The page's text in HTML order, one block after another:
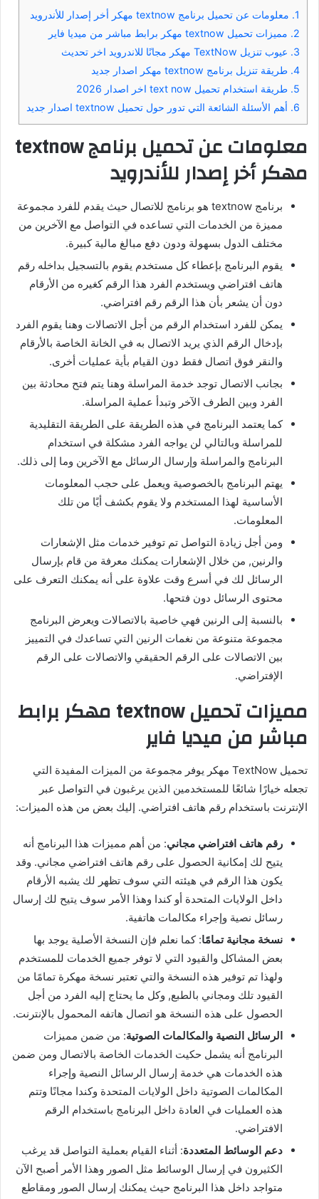
1. معلومات عن تحميل برنامج textnow مهكر أخر إصدار للأندرويد
2. مميزات تحميل textnow مهكر برابط مباشر من ميديا فاير
3. عيوب تنزيل TextNow مهكر مجانًا للاندرويد اخر تحديث
4. طريقة تنزيل برنامج textnow مهكر اصدار جديد
5. طريقة استخدام تحميل text now اخر اصدار 2026
6. أهم الأسئلة الشائعة التي تدور حول تحميل textnow اصدار جديد
معلومات عن تحميل برنامجtextnow
مهكر أخر إصدار للأندرويد
برنامج textnow هو برنامج للاتصال حيث يقدم للفرد مجموعة
مميزة من الخدمات التي تساعده في التواصل مع الآخرين من
مختلف الدول بسهولة ودون دفع مبالغ مالية كبيرة.
يقوم البرنامج بإعطاء كل مستخدم يقوم بالتسجيل بداخله رقم
هاتف افتراضي ويستخدم الفرد هذا الرقم كغيره من الأرقام
دون أن يشعر بأن هذا الرقم رقم افتراضي.
يمكن للفرد استخدام الرقم من أجل الاتصالات وهنا يقوم الفرد
بإدخال الرقم الذي يريد الاتصال به في الخانة الخاصة بالأرقام
والنقر فوق اتصال فقط دون القيام بأية عمليات أخرى.
بجانب الاتصال توجد خدمة المراسلة وهنا يتم فتح محادثة بين
الفرد وبين الطرف الآخر وتبدأ عملية المراسلة.
كما يعتمد البرنامج في هذه الطريقة على الطريقة التقليدية
للمراسلة وبالتالي لن يواجه الفرد مشكلة في استخدام
البرنامج والمراسلة وإرسال الرسائل مع الآخرين وما إلى ذلك.
يهتم البرنامج بالخصوصية ويعمل على حجب المعلومات
الأساسية لهذا المستخدم ولا يقوم بكشف أيًا من تلك
المعلومات.
ومن أجل زيادة التواصل تم توفير خدمات مثل الإشعارات
والرنين, من خلال الإشعارات يمكنك معرفة من قام بإرسال
الرسائل لك في أسرع وقت علاوة على أنه يمكنك التعرف على
محتوى الرسائل دون فتحها.
بالنسبة إلى الرنين فهي خاصية بالاتصالات ويعرض البرنامج
مجموعة متنوعة من نغمات الرنين التي تساعدك في التمييز
بين الاتصالات على الرقم الحقيقي والاتصالات على الرقم
الإفتراضي.
مميزات تحميلtextnowمهكر برابط
مباشر من ميديا فاير
تحميل TextNow مهكر يوفر مجموعة من الميزات المفيدة التي
تجعله خيارًا شائعًا للمستخدمين الذين يرغبون في التواصل عبر
الإنترنت باستخدام رقم هاتف افتراضي. إليك بعض من هذه الميزات:
رقم هاتف افتراضي مجاني: من أهم مميزات هذا البرنامج أنه
يتيح لك إمكانية الحصول على رقم هاتف افتراضي مجاني. وقد
يكون هذا الرقم في هيئته التي سوف تظهر لك يشبه الأرقام
داخل الولايات المتحدة أو كندا وهذا الأمر سوف يتيح لك إرسال
رسائل نصية وإجراء مكالمات هاتفية.
نسخة مجانية تمامًا: كما نعلم فإن النسخة الأصلية يوجد بها
بعض المشاكل والقيود التي لا توفر جميع الخدمات للمستخدم
ولهذا تم توفير هذه النسخة والتي تعتبر نسخة مهكرة تمامًا من
القيود تلك ومجاني بالطبع, وكل ما يحتاج إليه الفرد من أجل
الحصول على هذه النسخة هو اتصال هاتفه المحمول بالإنترنت.
الرسائل النصية والمكالمات الصوتية: من ضمن مميزات
البرنامج أنه يشمل حكيت الخدمات الخاصة بالاتصال ومن ضمن
هذه الخدمات هي خدمة إرسال الرسائل النصية وإجراء
المكالمات الصوتية داخل الولايات المتحدة وكندا مجانًا وتتم
هذه العمليات في العادة داخل البرنامج باستخدام الرقم
الافتراضي.
دعم الوسائط المتعددة: أثناء القيام بعملية التواصل قد يرغب
الكثيرون في إرسال الوسائط مثل الصور وهذا الأمر أصبح الآن
متواجد داخل هذا البرنامج حيث يمكنك إرسال الصور ومقاطع